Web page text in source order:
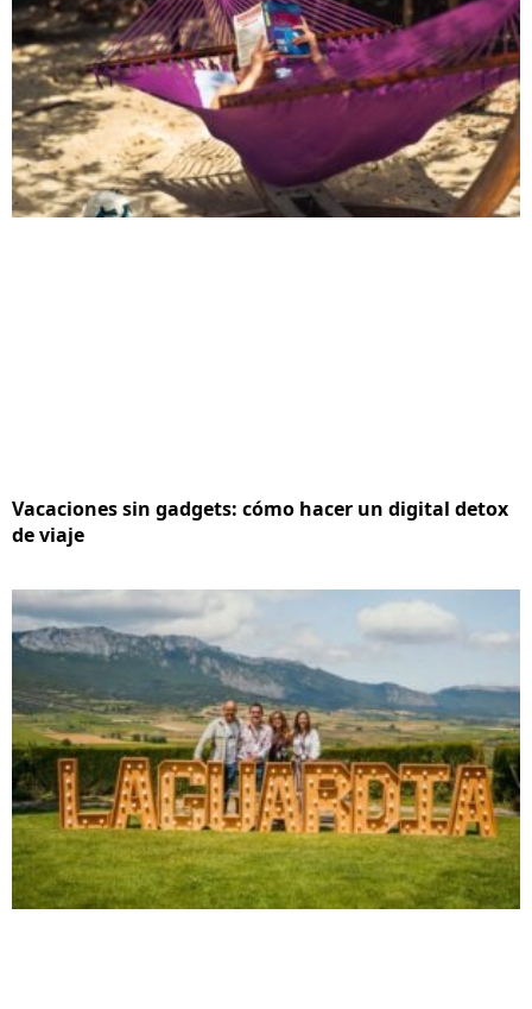
Vacaciones sin gadgets: cómo hacer un digital detox
de viaje